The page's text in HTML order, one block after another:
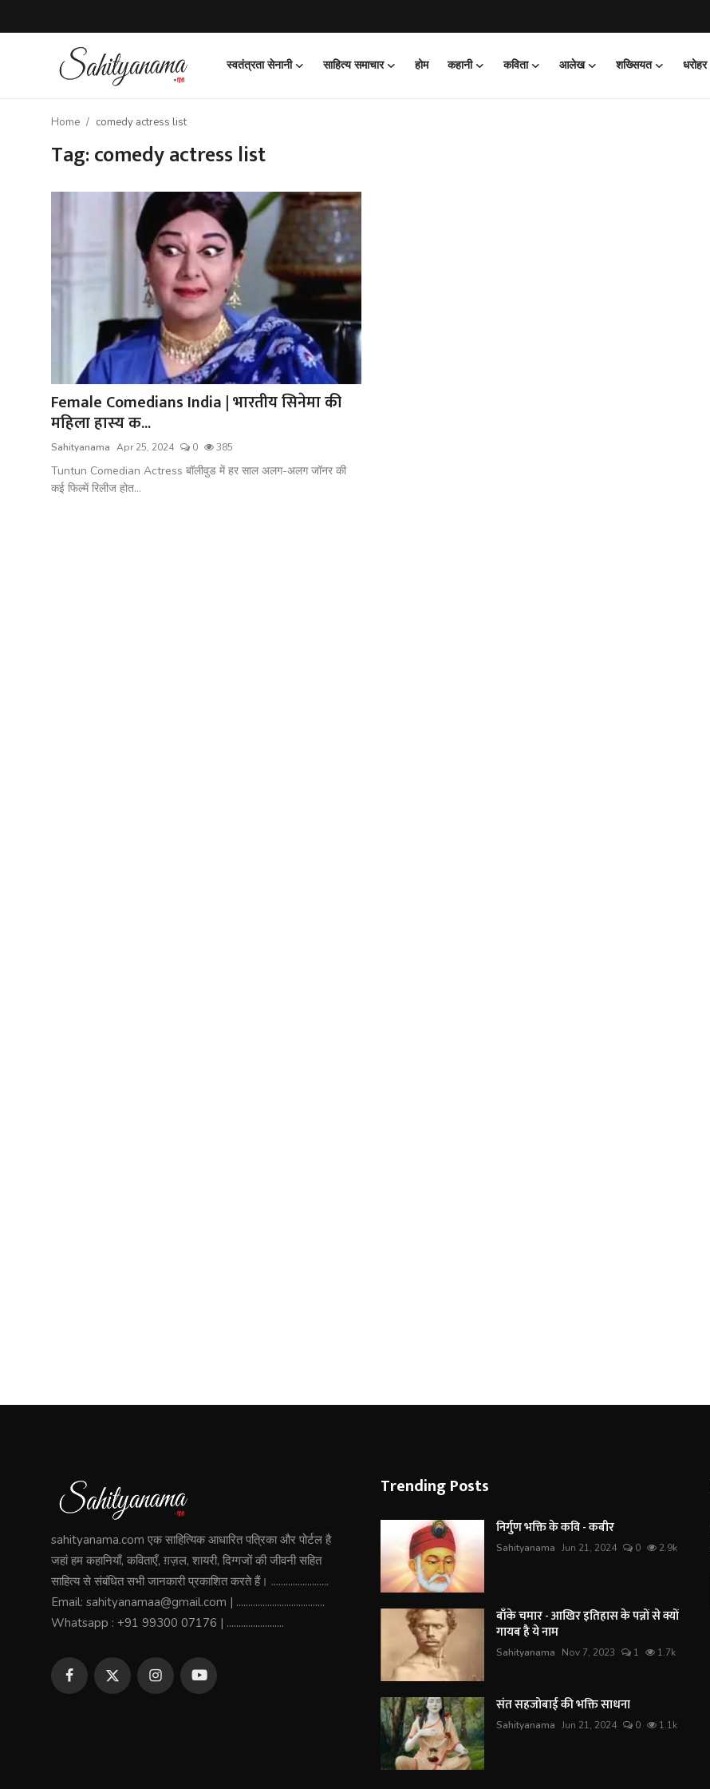
स्वतंत्रता सेनानी साहित्य समाचार होम कहानी कविता आलेख शख्सियत धरोहर
Register
यात्रावृत्तांत
Home comedy actress list
Tag: comedy actress list
Female Comedians India | भारतीय सिनेमा की
महिला हास्य क...
Sahityanama Apr 25, 2024 0 385
Tuntun Comedian Actress बॉलीवुड में हर साल अलग-अलग जॉनर की
कई फिल्में रिलीज होत...
sahityanama.com एक साहित्यिक आधारित पत्रिका और पोर्टल है
जहां हम कहानियाँ, कविताएँ, ग़ज़ल, शायरी, दिग्गजों की जीवनी सहित
साहित्य से संबंधित सभी जानकारी प्रकाशित करते हैं। ........................
Email: sahityanamaa@gmail.com | .....................................
Whatsapp : +91 99300 07176 | ........................
Trending Posts
निर्गुण भक्ति के कवि - कबीर
Sahityanama Jun 21, 2024 0 2.9k
बाँके चमार - आखिर इतिहास के पन्नों से क्यों
गायब है ये नाम
Sahityanama Nov 7, 2023 1 1.7k
संत सहजोबाई की भक्ति साधना
Sahityanama Jun 21, 2024 0 1.1k